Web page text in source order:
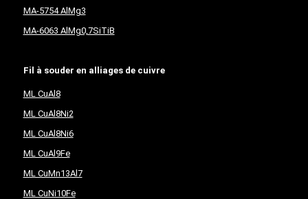
MA-5754 AlMg3
MA-6063 AlMg0,7SiTiB
Fil à souder en alliages de cuivre
ML CuAl8
ML CuAl8Ni2
ML CuAl8Ni6
ML CuAl9Fe
ML CuMn13Al7
ML CuNi10Fe